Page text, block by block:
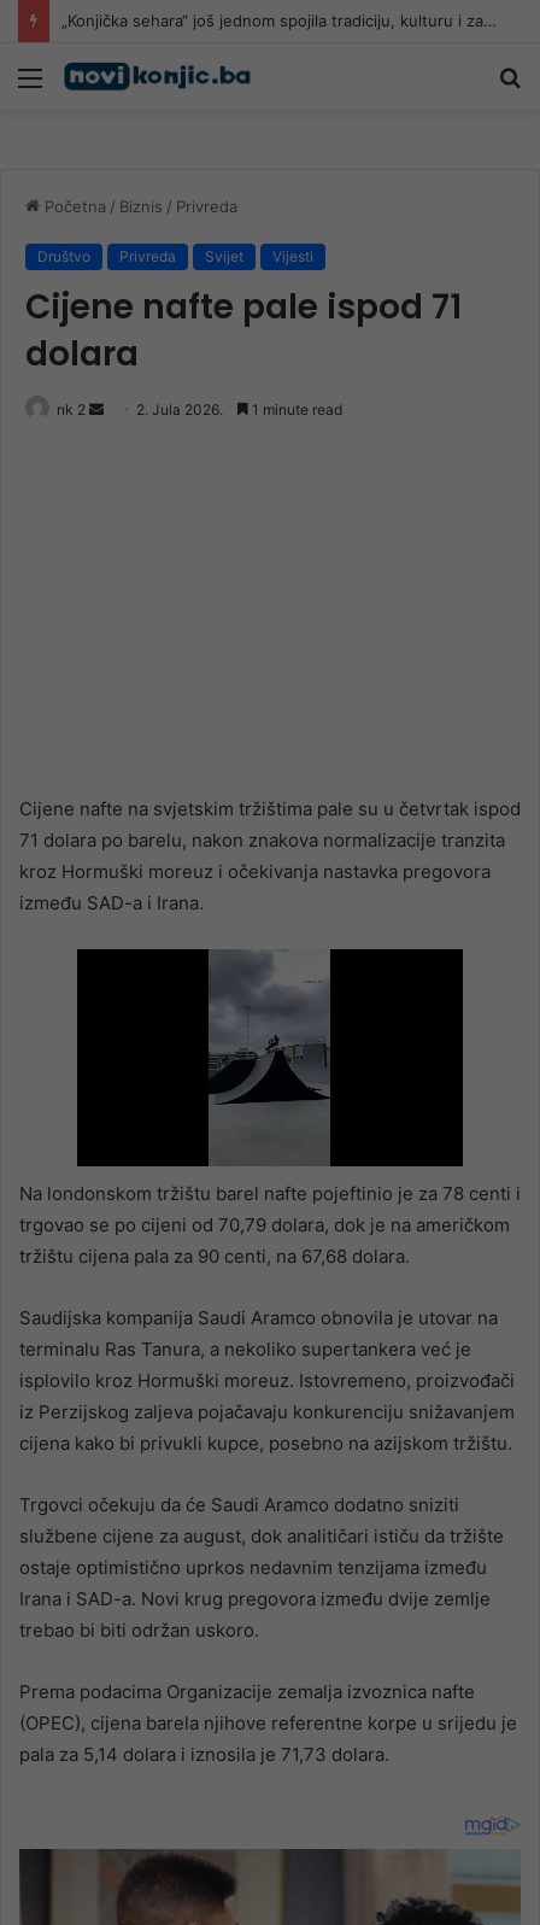
Pomoć građanima: Helikopter koji je nabavila Vlada ZDK gasi požar u HNK
Meni
Početna / Biznis / Privreda
Društvo Privreda Svijet Vijesti
Cijene nafte pale ispod 71
dolara
nk 2
Send 2. Jula 2026. 1 minute read
Cijene nafte na svjetskim tržištima pale su u četvrtak ispod
71 dolara po barelu, nakon znakova normalizacije tranzita
kroz Hormuški moreuz i očekivanja nastavka pregovora
između SAD-a i Irana.
Na londonskom tržištu barel nafte pojeftinio je za 78 centi i
trgovao se po cijeni od 70,79 dolara, dok je na američkom
tržištu cijena pala za 90 centi, na 67,68 dolara.
Saudijska kompanija Saudi Aramco obnovila je utovar na
terminalu Ras Tanura, a nekoliko supertankera već je
isplovilo kroz Hormuški moreuz. Istovremeno, proizvođači
iz Perzijskog zaljeva pojačavaju konkurenciju snižavanjem
cijena kako bi privukli kupce, posebno na azijskom tržištu.
Trgovci očekuju da će Saudi Aramco dodatno sniziti
službene cijene za august, dok analitičari ističu da tržište
ostaje optimistično uprkos nedavnim tenzijama između
Irana i SAD-a. Novi krug pregovora između dvije zemlje
trebao bi biti održan uskoro.
Prema podacima Organizacije zemalja izvoznica nafte
(OPEC), cijena barela njihove referentne korpe u srijedu je
pala za 5,14 dolara i iznosila je 71,73 dolara.